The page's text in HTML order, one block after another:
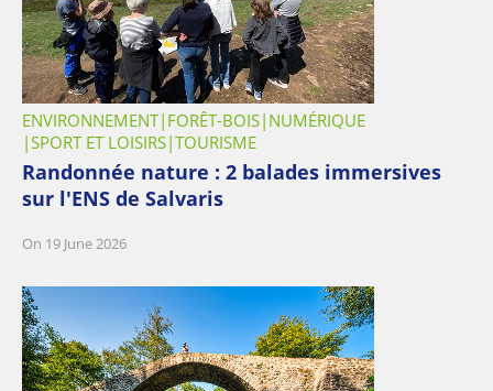
ENVIRONNEMENT FORÊT-BOIS NUMÉRIQUE
SPORT ET LOISIRS TOURISME
Randonnée nature : 2 balades immersives
sur l'ENS de Salvaris
On 19 June 2026